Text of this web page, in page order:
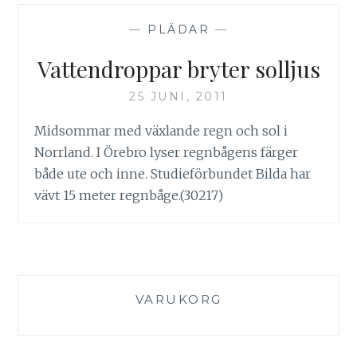
— PLÄDAR —
Vattendroppar bryter solljus
25 JUNI, 2011
Midsommar med växlande regn och sol i
Norrland. I Örebro lyser regnbågens färger
både ute och inne. Studieförbundet Bilda har
vävt 15 meter regnbåge.(30217)
VARUKORG